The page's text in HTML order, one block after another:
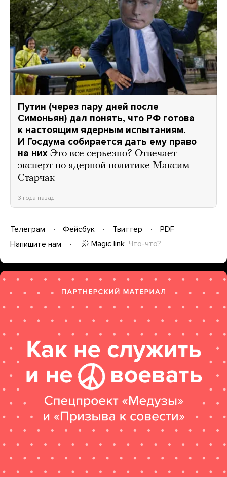
Путин (через пару дней после
Симоньян) дал понять, что РФ готова
к настоящим ядерным испытаниям.
И Госдума собирается дать ему право
на них Это все серьезно? Отвечает
эксперт по ядерной политике Максим
Старчак
3 года назад
Телеграм Фейсбук Твиттер
PDF
Напишите нам
Magic link Что-что?